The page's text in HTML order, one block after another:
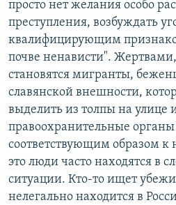
просто нет желания особо
преступления, возбуждать
квалифицирующим
почве ненависти".
становятся мигранты,
славянской внешности,
выделить из толпы на улице
правоохранительные
соответствующим образом к
это люди часто находятся в
ситуации. Кто-то ищет
нелегально находится в